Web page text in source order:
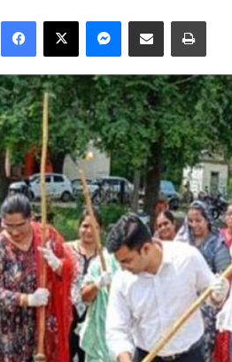
Facebook
X Messenger
Share via Email Print